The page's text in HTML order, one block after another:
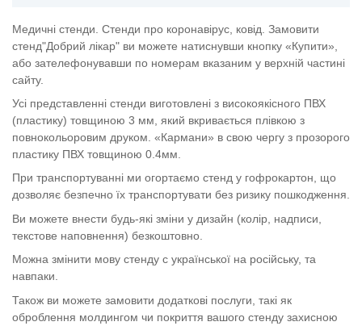
Медичні стенди. Стенди про коронавірус, ковід. Замовити
стенд"Добрий лікар" ви можете натиснувши кнопку «Купити»,
або зателефонувавши по номерам вказаним у верхній частині
сайту.
Усі представленні стенди виготовлені з високоякісного ПВХ
(пластику) товщиною 3 мм, який вкривається плівкою з
повнокольоровим друком. «Кармани» в свою чергу з прозорого
пластику ПВХ товщиною 0.4мм.
При транспортуванні ми огортаємо стенд у гофрокартон, що
дозволяє безпечно їх транспортувати без ризику пошкодження.
Ви можете внести будь-які зміни у дизайн (колір, надписи,
текстове наповнення) безкоштовно.
Можна змінити мову стенду с української на російську, та
навпаки.
Також ви можете замовити додаткові послуги, такі як
оброблення молдингом чи покриття вашого стенду захисною